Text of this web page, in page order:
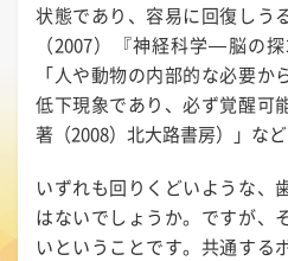
状態であり、容易に回復しう
（2007）『神経科学―脳の
「人や動物の内部的な必要
低下現象であり、必ず覚醒可
著（2008）北大路書房）」な
いずれも回りくどいような、
はないでしょうか。ですが、
いということです。共通する